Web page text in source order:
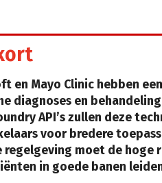
en Mayo Clinic hebben
diagnoses en
API’s zullen deze
voor bredere
regelgeving moet de hoge
in goede banen